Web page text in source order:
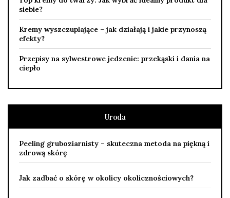
siebie?
Kremy wyszczuplające – jak działają i jakie przynoszą
efekty?
Przepisy na sylwestrowe jedzenie: przekąski i dania na
ciepło
Uroda
Peeling gruboziarnisty – skuteczna metoda na piękną i
zdrową skórę
Jak zadbać o skórę w okolicy okolicznościowych?